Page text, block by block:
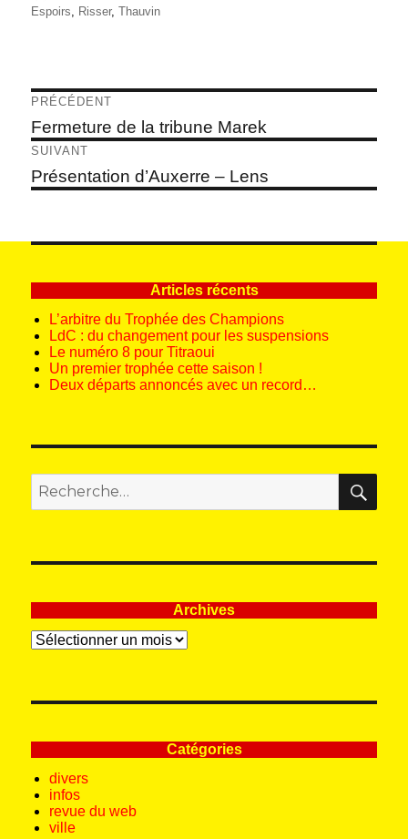
Espoirs, Risser,Thauvin
Navigation
de
l’article
PRÉCÉDENT
Article
précédent :
Fermeture de la tribune Marek
SUIVANT
Article
suivant :
Présentation d’Auxerre – Lens
Articles récents
L’arbitre du Trophée des Champions
LdC : du changement pour les suspensions
Le numéro 8 pour Titraoui
Un premier trophée cette saison !
Deux départs annoncés avec un record…
pour
:
Archives
Archives
Catégories
divers
infos
revue du web
ville